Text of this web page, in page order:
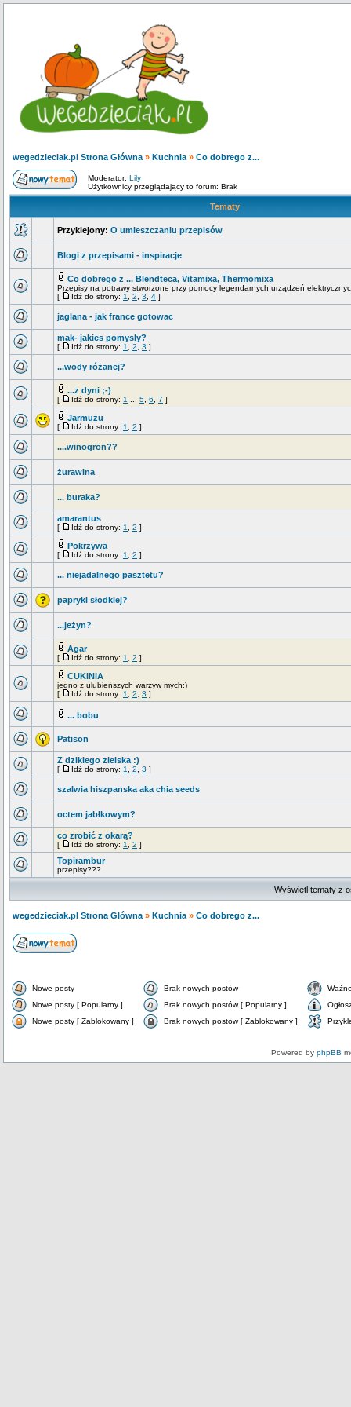
wegedzieciak.pl Strona Główna » Kuchnia » Co dobrego z...
Moderator: Lily
Użytkownicy przeglądający to forum: Brak
Tematy
Przyklejony: O umieszczaniu przepisów
Blogi z przepisami - inspiracje
Co dobrego z ... Blendteca, Vitamixa, Thermomixa
Przepisy na potrawy stworzone przy pomocy legendarnych urządzeń
[
Idź do strony: 1 2 3 4 ]
jaglana - jak france gotowac
mak- jakies pomysly?
[ Idź do strony: 1 2 3 ]
...wody różanej?
...z dyni ;-)
[ Idź do strony: 1 5 6 7 ]
Jarmużu
[ Idź do strony: 1 2 ]
....winogron??
żurawina
... buraka?
amarantus
[ Idź do strony: 1 2 ]
Pokrzywa
[ Idź do strony: 1 2 ]
... niejadalnego pasztetu?
papryki słodkiej?
...jeżyn?
Agar
[ Idź do strony: 1 2 ]
CUKINIA
jedno z ulubieńszych warzyw mych:)
[
Idź do strony: 1 2 3 ]
... bobu
Patison
Z dzikiego zielska :)
[ Idź do strony: 1 2 3 ]
szalwia hiszpanska aka chia seeds
octem jabłkowym?
co zrobić z okarą?
[ Idź do strony: 1 2 ]
Topirambur
przepisy???
Wyświetl tematy z
wegedzieciak.pl Strona Główna » Kuchnia » Co dobrego z...
Nowe posty Brak nowych postów
Nowe posty [ Popularny ]
Brak nowych postów [ Popularny ]
Nowe posty [ Zablokowany ]
Brak nowych postów [ Zablokowany ]
Powered by phpBB